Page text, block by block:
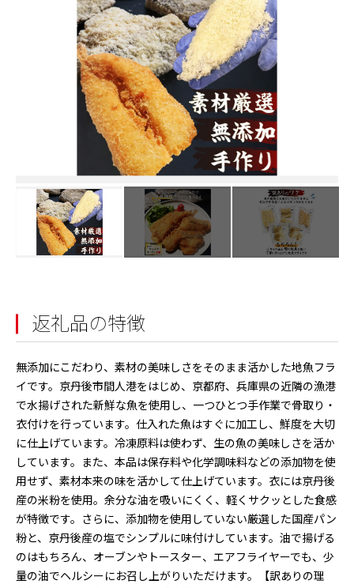
返礼品の特徴
無添加にこだわり、素材の美味しさをそのまま活かした地魚フラ
イです。京丹後市間人港をはじめ、京都府、兵庫県の近隣の漁港
で水揚げされた新鮮な魚を使用し、一つひとつ手作業で骨取り・
衣付けを行っています。仕入れた魚はすぐに加工し、鮮度を大切
に仕上げています。冷凍原料は使わず、生の魚の美味しさを活か
しています。また、本品は保存料や化学調味料などの添加物を使
用せず、素材本来の味を活かして仕上げています。衣には京丹後
産の米粉を使用。余分な油を吸いにくく、軽くサクッとした食感
が特徴です。さらに、添加物を使用していない厳選した国産パン
粉と、京丹後産の塩でシンプルに味付けしています。油で揚げる
のはもちろん、オーブンやトースター、エアフライヤーでも、少
量の油でヘルシーにお召し上がりいただけます。【訳ありの理